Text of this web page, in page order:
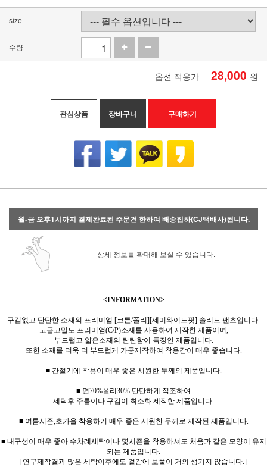
size
수량
옵션 적용가 28,000 원
관심상품 장바구니 구매하기
월-금 오후1시까지 결제완료된 주문건 한하여 배송집하(CJ택배사)됩니다.
상세 정보를 확대해 보실 수 있습니다.
<INFORMATION>
구김없고 탄탄한 소재의 프리미엄 [코튼/폴리][세미와이드핏] 솔리드 팬츠입니다.
고급고밀도 프리미엄(C/P)소재를 사용하여 제작한 제품이며,
부드럽고 얇은소재의 탄탄함이 특징인 제품입니다.
또한 소재를 더욱 더 부드럽게 가공제작하여 착용감이 매우 좋습니다.
■ 간절기에 착용이 매우 좋은 시원한 두께의 제품입니다.
■ 면70%폴리30% 탄탄하게 직조하여
세탁후 주름이나 구김이 최소화 제작한 제품입니다.
■ 여름시즌,초가을 착용하기 매우 좋은 시원한 두께로 제작된 제품입니다.
■ 내구성이 매우 좋아 수차례세탁이나 몇시즌을 착용하셔도 처음과 같은 모양이 유지
되는 제품입니다.
[연구제작결과 많은 세탁이후에도 겉감에 보풀이 거의 생기지 않습니다.]